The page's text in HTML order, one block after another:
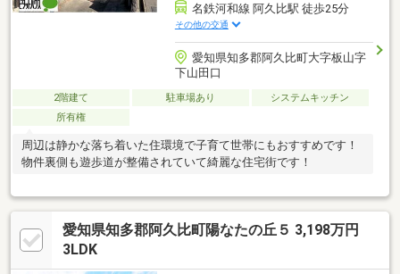
名鉄河和線 阿久比駅 徒歩25分
その他の交通
愛知県知多郡阿久比町大字板山字
下山田口
2階建て 駐車場あり
システムキッチン
所有権
周辺は静かな落ち着いた住環境で子育て世帯にもおすすめです！
物件裏側も遊歩道が整備されていて綺麗な住宅街です！
愛知県知多郡阿久比町陽なたの丘５ 3,198万円
3LDK